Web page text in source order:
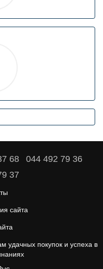
68
044 492 79 36
37
сайта
удачных покупок и успеха в